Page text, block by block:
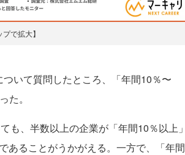
で拡大】
いて質問したところ、「年間10％〜
た。
、半数以上の企業が「年間10％以上」
あることがうかがえる。一方で、「年間